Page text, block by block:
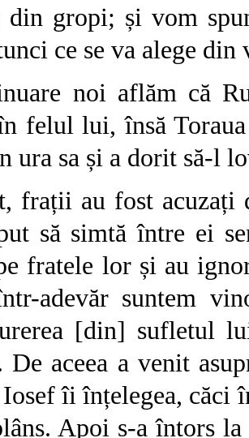
din gropi; și vom
ce se va alege
noi aflăm că
felul lui, însă
ura sa și a dorit să-l
frații au fost acuzați
să simtă între ei
fratele lor și au
adevăr suntem
[din] sufletul
De aceea a venit
Iosef îi înțelegea, căci
Apoi s-a întors